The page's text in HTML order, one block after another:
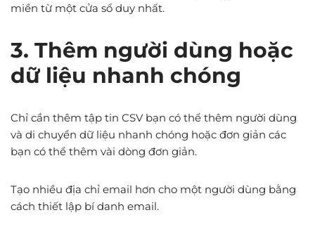
miền từ một cửa sổ duy nhất.
3. Thêm người dùng hoặc
dữ liệu nhanh chóng
Chỉ cần thêm tập tin CSV bạn có thể thêm người dùng
và di chuyển dữ liệu nhanh chóng hoặc đơn giản các
bạn có thể thêm vài dòng đơn giản.
Tạo nhiều địa chỉ email hơn cho một người dùng bằng
cách thiết lập bí danh email.